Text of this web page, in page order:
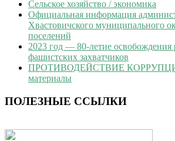
Сельское хозяйство / экономика
Официальная информация
Хвастовичского муниципального
поселений
2023 год — 80-летие освобождения
фашистских захватчиков
ПРОТИВОДЕЙСТВИЕ
материалы
ПОЛЕЗНЫЕ ССЫЛКИ